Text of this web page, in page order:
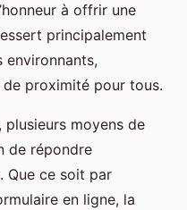
à offrir une
principalement
environnants,
proximité pour tous.
plusieurs moyens de
de répondre
Que ce soit par
en ligne, la